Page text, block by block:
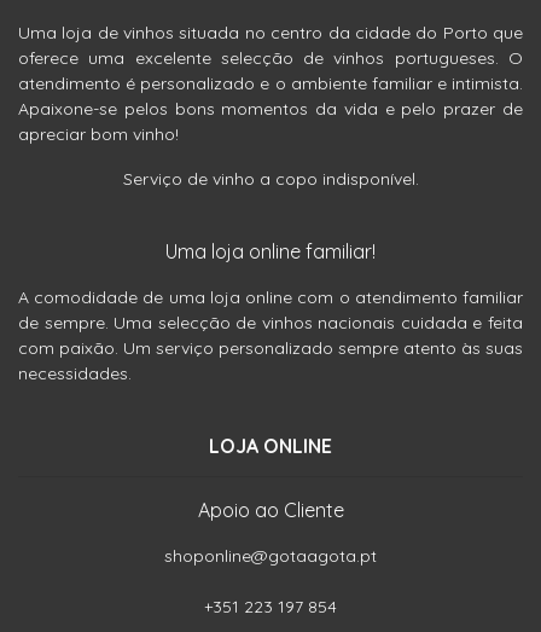
Uma loja de vinhos situada no centro da cidade do Porto que
oferece uma excelente selecção de vinhos portugueses. O
atendimento é personalizado e o ambiente familiar e intimista.
Apaixone-se pelos bons momentos da vida e pelo prazer de
apreciar bom vinho!
Serviço de vinho a copo indisponível.
Uma loja online familiar!
A comodidade de uma loja online com o atendimento familiar
de sempre. Uma selecção de vinhos nacionais cuidada e feita
com paixão. Um serviço personalizado sempre atento às suas
necessidades.
LOJA ONLINE
Apoio ao Cliente
shoponline@gotaagota.pt
+351 223 197 854